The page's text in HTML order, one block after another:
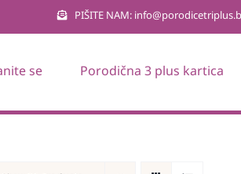
PIŠITE NAM:
se Porodična 3 plus kartica